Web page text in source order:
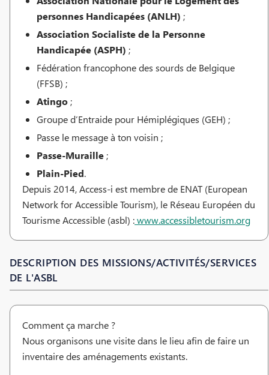
personnes Handicapées (ANLH) ;
Association Socialiste de la Personne
Handicapée (ASPH) ;
Fédération francophone des sourds de Belgique
(FFSB) ;
Atingo ;
Groupe d’Entraide pour Hémiplégiques (GEH) ;
Passe le message à ton voisin ;
Passe-Muraille ;
Plain-Pied.
Depuis 2014, Access-i est membre de ENAT (European
Network for Accessible Tourism), le Réseau Européen du
Tourisme Accessible (asbl) :www.accessibletourism.org
DESCRIPTION DES MISSIONS/ACTIVITÉS/SERVICES
DE L'ASBL
Comment ça marche ?
Nous organisons une visite dans le lieu afin de faire un
inventaire des aménagements existants.